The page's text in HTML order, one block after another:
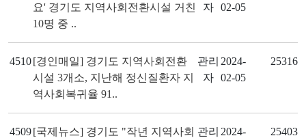
요' 경기도 지역사회전환시설 거친
10명 중 ..
자 02-05
4510[경인매일] 경기도 지역사회전환
시설 3개소, 지난해 정신질환자 지
역사회복귀율 91..
관리
자
2024-
02-05
25316
4509[국제뉴스] 경기도 "작년 지역사회 관리 2024-
25403